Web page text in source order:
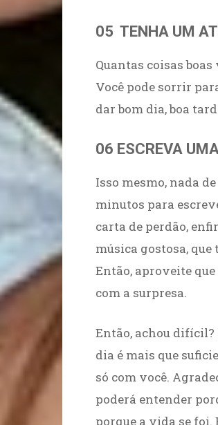
05 TENHA UM
Quantas coisas
Você pode sorrir
dar bom dia, boa
06 ESCREVA
Isso mesmo, nada
minutos para
carta de perdão,
música gostosa,
Então, aproveite
com a surpresa.
Então, achou difícil?
dia é mais que
só com você.
poderá entender
porque a vida se